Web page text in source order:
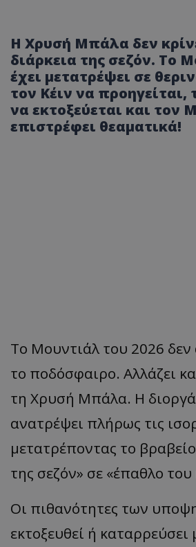
Η Χρυσή Μπάλα δεν
διάρκεια της σεζόν. Το
έχει μετατρέψει σε
τον Κέιν να
να εκτοξεύεται και τον
επιστρέφει θεαματικά!
Το Μουντιάλ του 2026 δεν
το ποδόσφαιρο. Αλλάζει
τη Χρυσή Μπάλα. Η
ανατρέψει πλήρως τις
μετατρέποντας το
της σεζόν» σε «έπαθλο του
Οι πιθανότητες των
εκτοξευθεί ή καταρρεύσει